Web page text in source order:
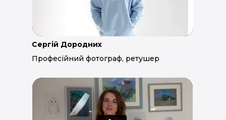
Сергій Дородних
Професійний фотограф, ретушер